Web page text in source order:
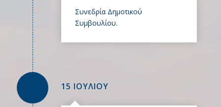
Συνεδρία Δημοτικού
Συμβουλίου.
15 ΙΟΥΛΙΟΥ